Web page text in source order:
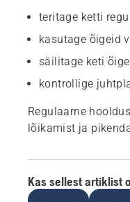
teritage ketti
kasutage õigeid
säilitage keti
kontrollige
Regulaarne
lõikamist ja
Kas sellest artiklist